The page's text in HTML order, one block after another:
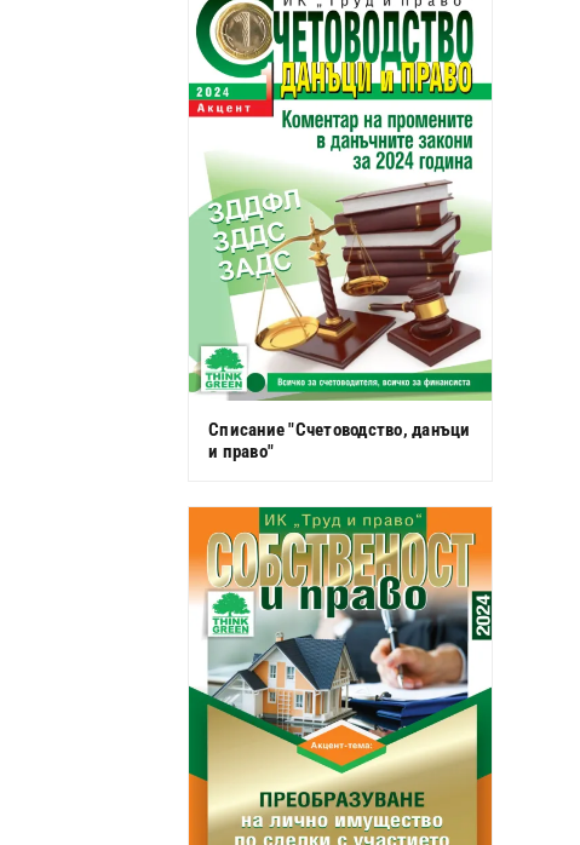
Списание "Счетоводство, данъци
и право"